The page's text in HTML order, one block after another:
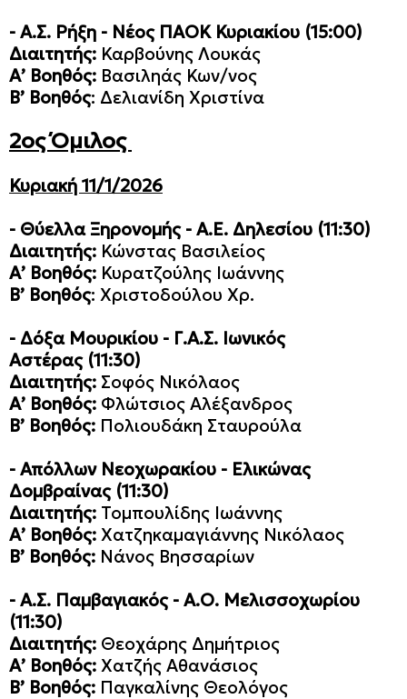
- Α.Σ. Ρήξη - Νέος ΠΑΟΚ Κυριακίου (15:00)
Διαιτητής: Καρβούνης Λουκάς
Α’ Βοηθός: Βασιληάς Κων/νος
Β’ Βοηθός: Δελιανίδη Χριστίνα
2ος Όμιλος
Κυριακή 11/1/2026
- Θύελλα Ξηρονομής - Α.Ε. Δηλεσίου (11:30)
Διαιτητής: Κώνστας Βασιλείος
Α’ Βοηθός: Κυρατζούλης Ιωάννης
Β’ Βοηθός: Χριστοδούλου Χρ.
- Δόξα Μουρικίου - Γ.Α.Σ. Ιωνικός
Αστέρας (11:30)
Διαιτητής: Σοφός Νικόλαος
Α’ Βοηθός: Φλώτσιος Αλέξανδρος
Β’ Βοηθός: Πολιουδάκη Σταυρούλα
- Απόλλων Νεοχωρακίου - Ελικώνας
Δομβραίνας (11:30)
Διαιτητής: Τομπουλίδης Ιωάννης
Α’ Βοηθός: Χατζηκαμαγιάννης Νικόλαος
Β’ Βοηθός: Νάνος Βησσαρίων
- Α.Σ. Παμβαγιακός - Α.Ο. Μελισσοχωρίου
(11:30)
Διαιτητής: Θεοχάρης Δημήτριος
Α’ Βοηθός: Χατζής Αθανάσιος
Β’ Βοηθός: Παγκαλίνης Θεολόγος